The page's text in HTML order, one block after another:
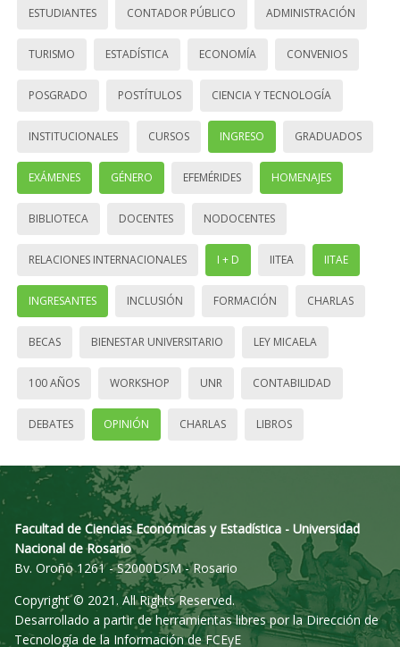
ESTUDIANTES CONTADOR PÚBLICO ADMINISTRACIÓN
TURISMO ESTADÍSTICA ECONOMÍA CONVENIOS
POSGRADO POSTÍTULOS CIENCIA Y TECNOLOGÍA
INSTITUCIONALES CURSOS INGRESO GRADUADOS
EXÁMENES GÉNERO EFEMÉRIDES HOMENAJES
BIBLIOTECA DOCENTES NODOCENTES
RELACIONES INTERNACIONALES I + D IITEA IITAE
INGRESANTES INCLUSIÓN FORMACIÓN CHARLAS
BECAS BIENESTAR UNIVERSITARIO LEY MICAELA
100 AÑOS WORKSHOP UNR CONTABILIDAD
DEBATES OPINIÓN CHARLAS LIBROS
Facultad de Ciencias Económicas y Estadística - Universidad
Nacional de Rosario
Bv. Oroño 1261 - S2000DSM - Rosario
Copyright © 2021. All Rights Reserved.
Desarrollado a partir de herramientas libres por la Dirección de
Tecnología de la Información de FCEyE